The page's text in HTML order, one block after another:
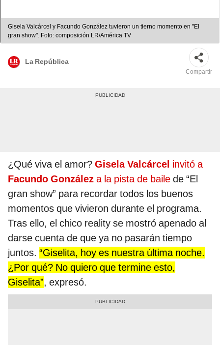
Gisela Valcárcel y Facundo González tuvieron un tierno momento en "El
gran show". Foto: composición LR/América TV
La República
Compartir
¿Qué viva el amor? Gisela Valcárcel invitó a
Facundo González a la pista de baile de “El
gran show” para recordar todos los buenos
momentos que vivieron durante el programa.
Tras ello, el chico reality se mostró apenado al
darse cuenta de que ya no pasarán tiempo
juntos. “Giselita, hoy es nuestra última noche.
¿Por qué? No quiero que termine esto,
Giselita”, expresó.